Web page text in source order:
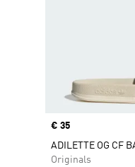
Price
€ 35
ADILETTE OG CF
Originals